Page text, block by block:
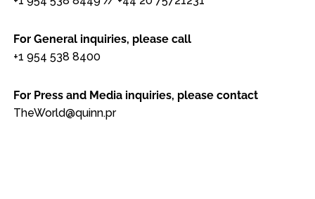
For General inquiries, please call
+1 954 538 8400
For Press and Media inquiries, please contact
TheWorld@quinn.pr